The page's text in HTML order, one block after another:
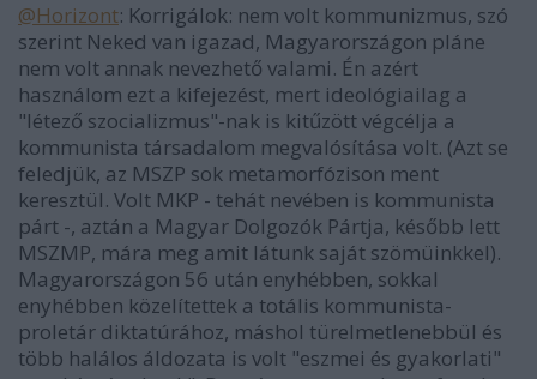
@Horizont: Korrigálok: nem volt kommunizmus, szó
szerint Neked van igazad, Magyarországon pláne
nem volt annak nevezhető valami. Én azért
használom ezt a kifejezést, mert ideológiailag a
"létező szocializmus"-nak is kitűzött végcélja a
kommunista társadalom megvalósítása volt. (Azt se
feledjük, az MSZP sok metamorfózison ment
keresztül. Volt MKP - tehát nevében is kommunista
párt -, aztán a Magyar Dolgozók Pártja, később lett
MSZMP, mára meg amit látunk saját szömüinkkel).
Magyarországon 56 után enyhébben, sokkal
enyhébben közelítettek a totális kommunista-
proletár diktatúrához, máshol türelmetlenebbül és
több halálos áldozata is volt "eszmei és gyakorlati"